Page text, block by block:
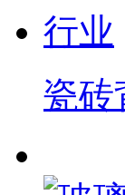
瓷砖